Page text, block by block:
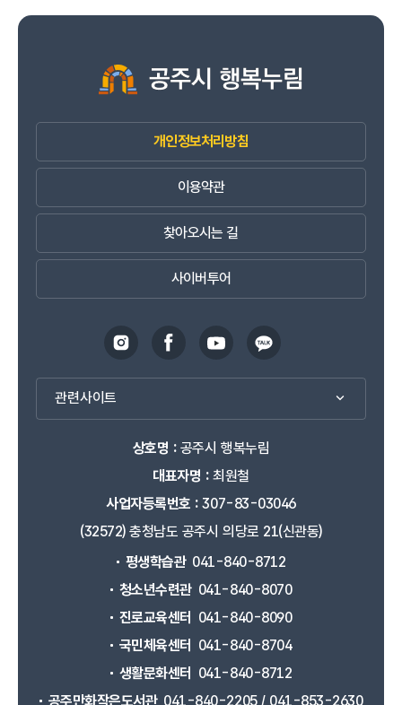
개인정보처리방침
이용약관
찾아오시는 길
사이버투어
관련사이트
상호명 :공주시 행복누림
대표자명 :최원철
사업자등록번호 :307-83-03046
(32572) 충청남도 공주시 의당로 21(신관동)
평생학습관 041-840-8712
청소년수련관 041-840-8070
진로교육센터
041-840-8090
국민체육센터
041-840-8704
생활문화센터
041-840-8712
공주만화작은도서관 041-840-2205 / 041-853-2630